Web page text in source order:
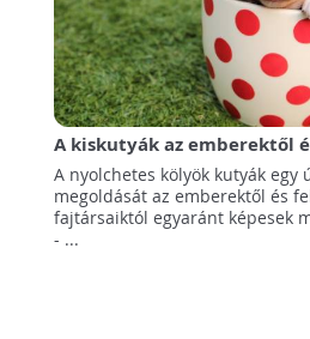
A kiskutyák az emberektől
fajtársaiktól egyaránt
tanulni
A nyolchetes kölyök kutyák egy
megoldását az emberektől és
fajtársaiktól egyaránt képesek
- ...